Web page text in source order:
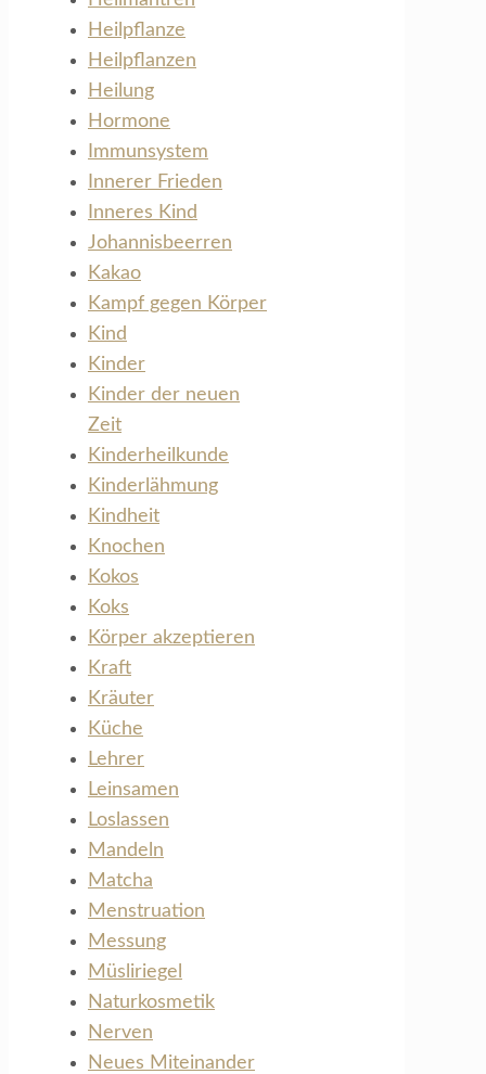
Heilpflanze
Heilpflanzen
Heilung
Hormone
Immunsystem
Innerer Frieden
Inneres Kind
Johannisbeerren
Kakao
Kampf gegen Körper
Kind
Kinder
Kinder der neuen
Zeit
Kinderheilkunde
Kinderlähmung
Kindheit
Knochen
Kokos
Koks
Körper akzeptieren
Kraft
Kräuter
Küche
Lehrer
Leinsamen
Loslassen
Mandeln
Matcha
Menstruation
Messung
Müsliriegel
Naturkosmetik
Nerven
Neues Miteinander